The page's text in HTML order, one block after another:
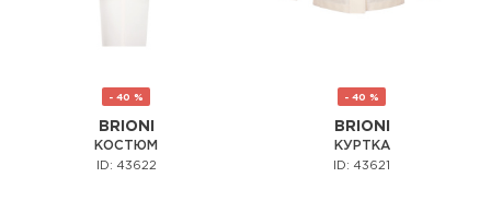
- 40 %
BRIONI
КОСТЮМ
ID: 43622
- 40 %
BRIONI
КУРТКА
ID: 43621